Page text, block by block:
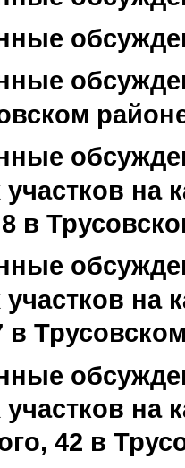
на
в
на
в
на
42 в